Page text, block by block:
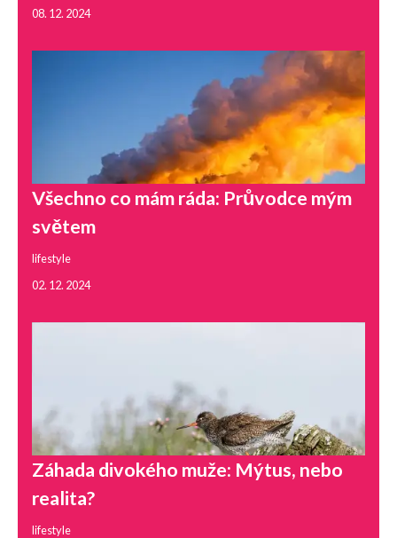
08. 12. 2024
Všechno co mám ráda: Průvodce mým
světem
lifestyle
02. 12. 2024
Záhada divokého muže: Mýtus, nebo
realita?
lifestyle